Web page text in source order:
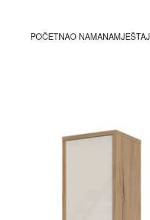
POČETNAO NAMANAMJEŠTAJ